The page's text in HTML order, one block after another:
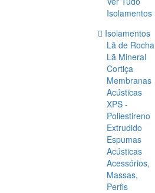
Isolamentos
Isolamentos
Lã de Rocha
Lã Mineral
Cortiça
Membranas
Acústicas
XPS -
Poliestireno
Extrudido
Espumas
Acústicas
Acessórios,
Massas,
Perfis